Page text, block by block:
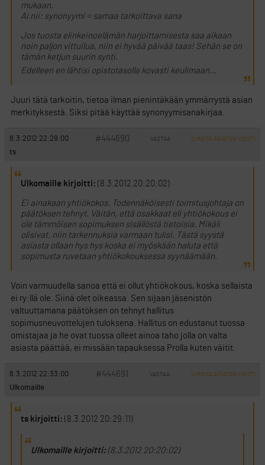
mukaan.
Ai nii: synonyymi = samaa tarkoittava sana
Jos tuosta elinkeinoelämän harjoittamisesta saa aikaan
noin paljon vittuilua, niin ei hyvää päivää taas! Sehän se on
tämän ketjun suurin synti.
Edelleen en lähtisi opistotasolla kovasti keulimaan…
Juuri tätä tarkoitin, tietoa ilman pienintäkään ymmärrystä asian
merkityksestä. Siksi pitää käyttää synonyymisanakirjaa.
8.3.2012 22:29:00 #444690 VASTAA ILMOITA ASIATON VIESTI
ts
Ulkomaille kirjoitti: (8.3.2012 20:20:02)
Ei ainakaan yhtiökokos. Todennäköisesti toimitusjohtaja on
päätöksen tehnyt. Väitän, että osakkaat eli yhtiökokous ei
ole tämmöisen sopimuksen sisällöstä tietoisia. Mikäli
olisivat, niin tarkennuksia varmaan tulisi. Tästä syystä
asiasta ollaan hys hys koska ei myöskään haluta että
sopimusta ruvetaan yhtiökokouksessa syynäämään.
Voin varmuudella sanoa että ei ollut yhtiökokous, koska sellaista
ei ry:llä ole. Siinä olet oikeassa. Sen sijaan jäsenistön
valtuuttamana päätöksen on tehnyt hallitus
sopimusneuvottelujen tuloksena. Hallitus on edustanut tuossa
omistajaa ja he ovat tuossa olleet ainoa taho jolla on valta
asiasta päättää, ei missään tapauksessa Prolla kuten väitit.
8.3.2012 22:33:00 #444691 VASTAA ILMOITA ASIATON VIESTI
Ulkomaille
ts kirjoitti: (8.3.2012 20:29:11)
Ulkomaille kirjoitti:(8.3.2012 20:20:02)